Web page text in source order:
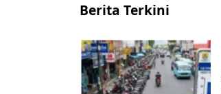
Berita Terkini